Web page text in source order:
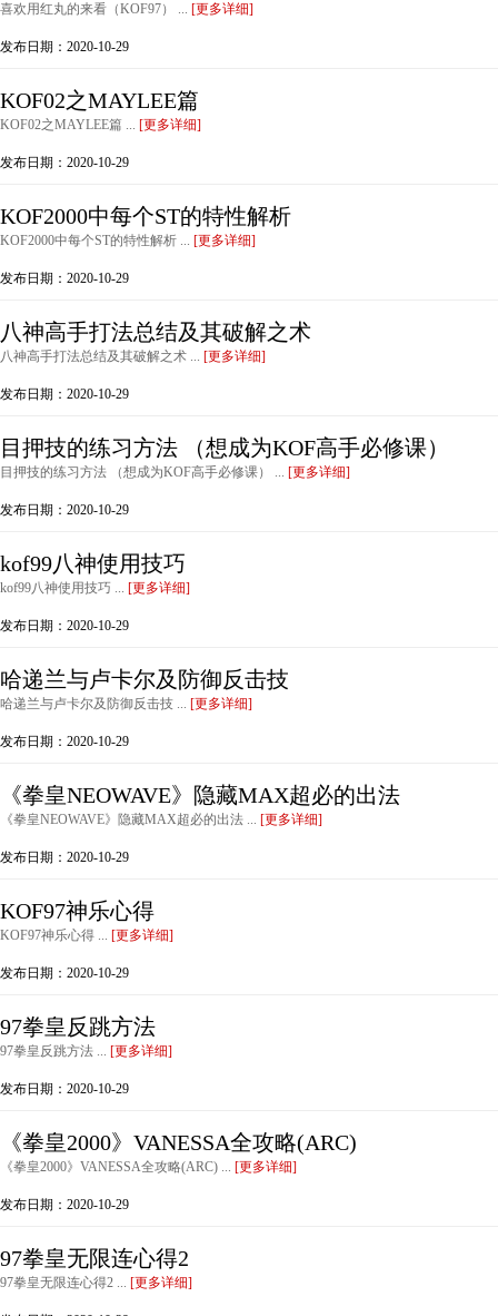
喜欢用红丸的来看（KOF97） ... [更多详细]
发布日期：2020-10-29
KOF02之MAYLEE篇
KOF02之MAYLEE篇 ... [更多详细]
发布日期：2020-10-29
KOF2000中每个ST的特性解析
KOF2000中每个ST的特性解析 ... [更多详细]
发布日期：2020-10-29
八神高手打法总结及其破解之术
八神高手打法总结及其破解之术 ... [更多详细]
发布日期：2020-10-29
目押技的练习方法 （想成为KOF高手必修课）
目押技的练习方法 （想成为KOF高手必修课） ... [更多详细]
发布日期：2020-10-29
kof99八神使用技巧
kof99八神使用技巧 ... [更多详细]
发布日期：2020-10-29
哈递兰与卢卡尔及防御反击技
哈递兰与卢卡尔及防御反击技 ... [更多详细]
发布日期：2020-10-29
《拳皇NEOWAVE》隐藏MAX超必的出法
《拳皇NEOWAVE》隐藏MAX超必的出法 ... [更多详细]
发布日期：2020-10-29
KOF97神乐心得
KOF97神乐心得 ... [更多详细]
发布日期：2020-10-29
97拳皇反跳方法
97拳皇反跳方法 ... [更多详细]
发布日期：2020-10-29
《拳皇2000》VANESSA全攻略(ARC)
《拳皇2000》VANESSA全攻略(ARC) ... [更多详细]
发布日期：2020-10-29
97拳皇无限连心得2
97拳皇无限连心得2 ... [更多详细]